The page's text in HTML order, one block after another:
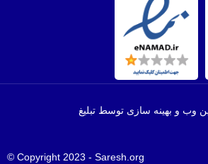
و بهینه سازی توسط تبلیغ
Copyright 2023 - Saresh.org ©